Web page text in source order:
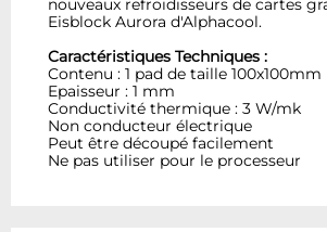
nouveaux refroidisseurs de cartes
Eisblock Aurora d'Alphacool.
Caractéristiques Techniques :
Contenu : 1 pad de taille 100x100mm
Epaisseur : 1 mm
Conductivité thermique : 3 W/mk
Non conducteur électrique
Peut être découpé facilement
Ne pas utiliser pour le processeur